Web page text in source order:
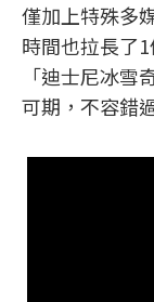
僅加上特殊多
時間也拉長了
「迪士尼冰
可期，不容錯